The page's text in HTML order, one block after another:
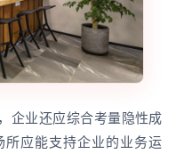
企业还应综合考量隐性成
应能支持企业的业务运